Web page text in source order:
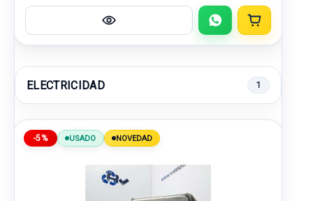
ELECTRICIDAD 1
-5% USADO NOVEDAD